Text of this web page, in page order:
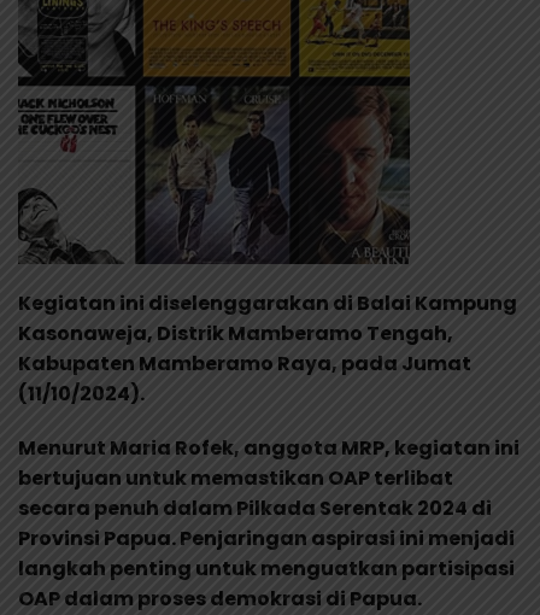
Kegiatan ini diselenggarakan di Balai Kampung
Kasonaweja, Distrik Mamberamo Tengah,
Kabupaten Mamberamo Raya, pada Jumat
(11/10/2024).
Menurut Maria Rofek, anggota MRP, kegiatan ini
bertujuan untuk memastikan OAP terlibat
secara penuh dalam Pilkada Serentak 2024 di
Provinsi Papua. Penjaringan aspirasi ini menjadi
langkah penting untuk menguatkan partisipasi
OAP dalam proses demokrasi di Papua.